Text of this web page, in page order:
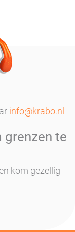
info@krabo.nl
grenzen te
kom gezellig